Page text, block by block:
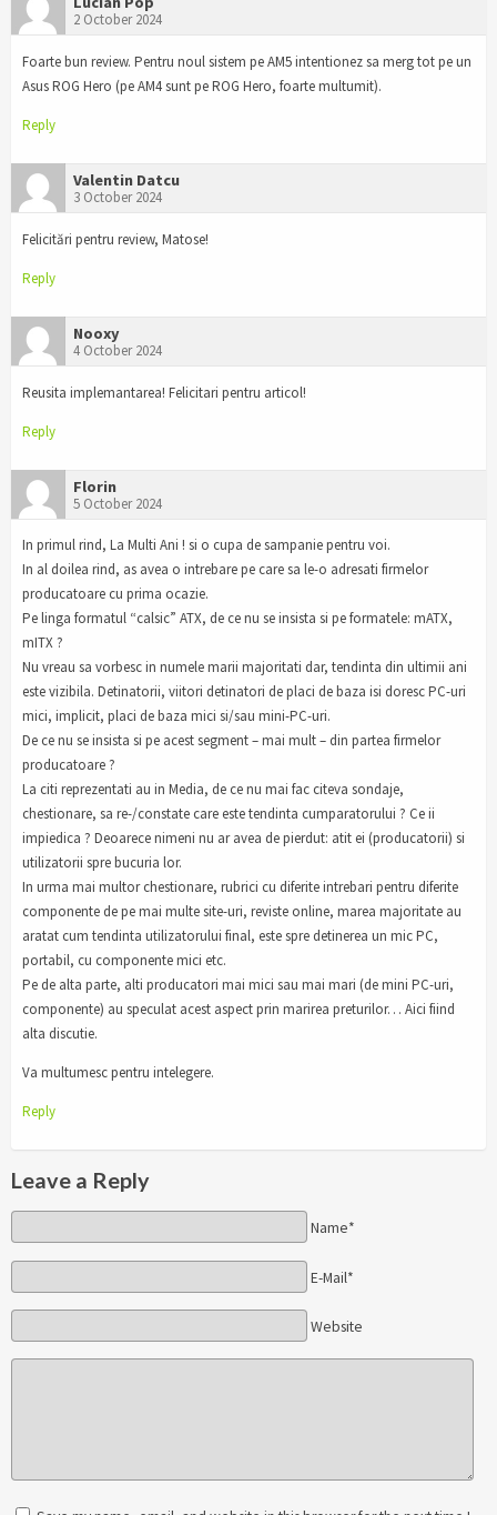
2 October 2024
Foarte bun review. Pentru noul sistem pe AM5 intentionez sa merg tot pe un
Asus ROG Hero (pe AM4 sunt pe ROG Hero, foarte multumit).
Reply
Valentin Datcu
3 October 2024
Felicitări pentru review, Matose!
Reply
Nooxy
4 October 2024
Reusita implemantarea! Felicitari pentru articol!
Reply
Florin
5 October 2024
In primul rind, La Multi Ani ! si o cupa de sampanie pentru voi.
In al doilea rind, as avea o intrebare pe care sa le-o adresati firmelor
producatoare cu prima ocazie.
Pe linga formatul “calsic” ATX, de ce nu se insista si pe formatele: mATX,
mITX ?
Nu vreau sa vorbesc in numele marii majoritati dar, tendinta din ultimii ani
este vizibila. Detinatorii, viitori detinatori de placi de baza isi doresc PC-uri
mici, implicit, placi de baza mici si/sau mini-PC-uri.
De ce nu se insista si pe acest segment – mai mult – din partea firmelor
producatoare ?
La citi reprezentati au in Media, de ce nu mai fac citeva sondaje,
chestionare, sa re-/constate care este tendinta cumparatorului ? Ce ii
impiedica ? Deoarece nimeni nu ar avea de pierdut: atit ei (producatorii) si
utilizatorii spre bucuria lor.
In urma mai multor chestionare, rubrici cu diferite intrebari pentru diferite
componente de pe mai multe site-uri, reviste online, marea majoritate au
aratat cum tendinta utilizatorului final, este spre detinerea un mic PC,
portabil, cu componente mici etc.
Pe de alta parte, alti producatori mai mici sau mai mari (de mini PC-uri,
componente) au speculat acest aspect prin marirea preturilor… Aici fiind
alta discutie.
Va multumesc pentru intelegere.
Reply
Leave a Reply
Name*
E-Mail*
Website